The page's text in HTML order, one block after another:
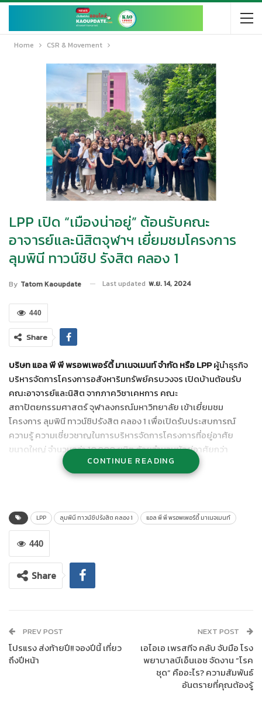
Home CSR & Movement
LPP เปิด “เมืองน่าอยู่” ต้อนรับคณะ
อาจารย์และนิสิตจุฬาฯ เยี่ยมชมโครงการ
ลุมพินี ทาวน์ชิป รังสิต คลอง 1
By Tatom Kaoupdate Last updated พ.ย. 14, 2024
440
Share
บริษท แอล พี พี พรอพเพอร์ตี้ มาเนจเมนท์ จำกัด หรือLPPผู้นำธุรกิจ
บริหารจัดการโครงการอสังหาริมทรัพย์ครบวงจร เปิดบ้านต้อนรับ
คณะอาจารย์และนิสิต จากภาควิชาเคหการ คณะ
สถาปัตยกรรมศาสตร์ จุฬาลงกรณ์มหาวิทยาลัย เข้าเยี่ยมชม
โครงการ ลุมพินี ทาวน์ชิปรังสิต คลอง 1 เพื่อเปิดรับประสบการณ์
ความรู้ ความเชี่ยวชาญในการบริหารจัดการโครงการที่อยู่อาศัย
ขนาดใหญ่ จำนวนกว่า 10,000 ยูนิต ด้วยจำนวนผู้อยู่อาศัยกว่า
20,000 ราย พร้อมแนะนำกลยุทธ์การดูแลผู้อยู่อาศัยในโครงการด้วย
ความเชี่ยวชาญและประสบการณ์ในการบริหารจัดการกว่า 32 ปี ทั้ง
โครงการ ฯลฯ
โดย LPP มีความยินดีที่จะแบ่งปันความรู้ และส่งมอบประสบการณ์จาก
ความเชี่ยวชาญในการบริหารจัดการโครงการขนาดใหญ่ อาคารเชิง
พาณิชย์ ไปจนถึงโครงการระดับลักชัวรี่ ให้แก่ทุกสถาบันศึกษาที่สนใจ
ได้เข้ามาสัมผัสประสบการณ์โดยตรงจากผู้เชี่ยวชาญในสายงาน
สามารถนำไปต่อยอดสู่วิชาชีพต่อไปได้ในอนาคต
CONTINUE READING
LPP ลุมพินี ทาวน์ชิปรังสิต คลอง 1 แอล พี พี พรอพเพอร์ตี้ มาเนจเมนท์
440
Share
PREV POST
โปรแรง ส่งท้ายปี!! จองปีนี้ เที่ยว
ถึงปีหน้า
NEXT POST
เอไอเอ เพรสทีจ คลับ จับมือ โรง
พยาบาลบีเอ็นเอช จัดงาน “โรค
ชุด” คืออะไร? ความสัมพันธ์
อันตรายที่คุณต้องรู้